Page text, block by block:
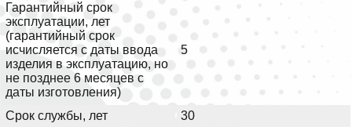
Гарантийный срок
эксплуатации, лет
(гарантийный срок
исчисляется с даты ввода
изделия в эксплуатацию, но
не позднее 6 месяцев с
даты изготовления)
5
Срок службы, лет 30